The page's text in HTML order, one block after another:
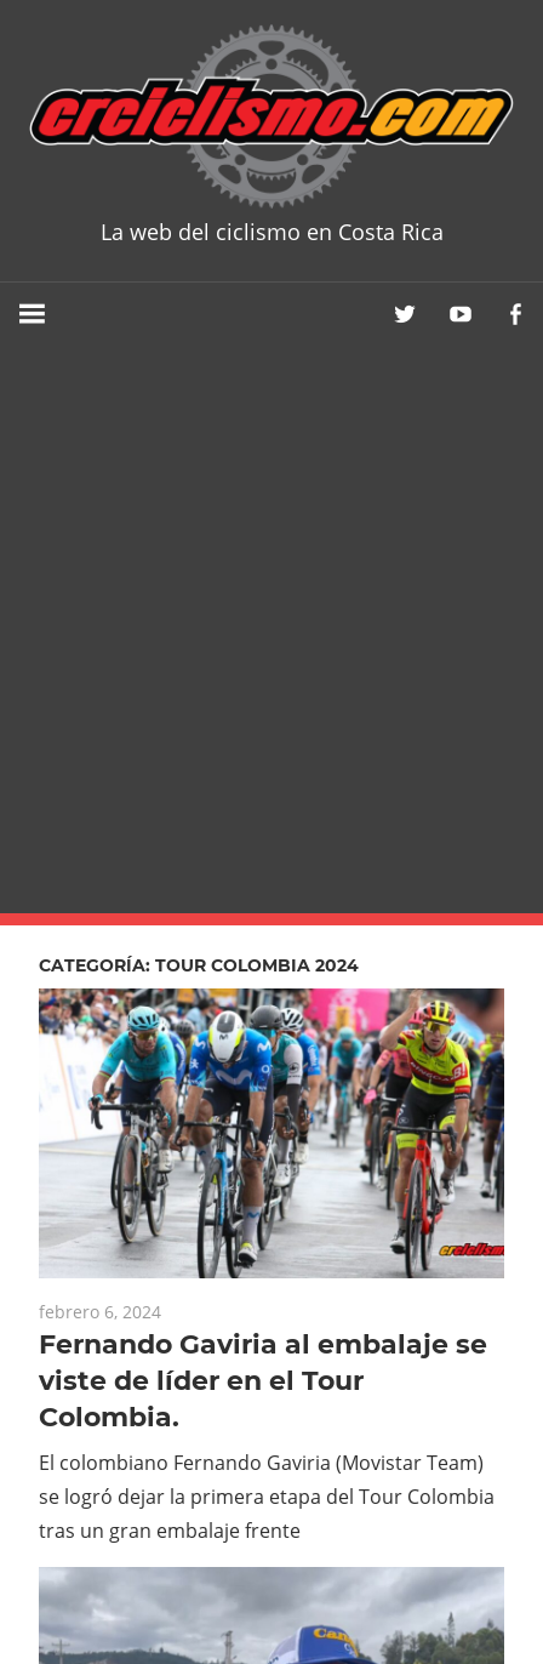
content
La web del ciclismo en Costa Rica
CATEGORÍA: TOUR COLOMBIA 2024
febrero 6, 2024
Fernando Gaviria al embalaje se
viste de líder en el Tour
Colombia.
El colombiano Fernando Gaviria (Movistar Team)
se logró dejar la primera etapa del Tour Colombia
tras un gran embalaje frente